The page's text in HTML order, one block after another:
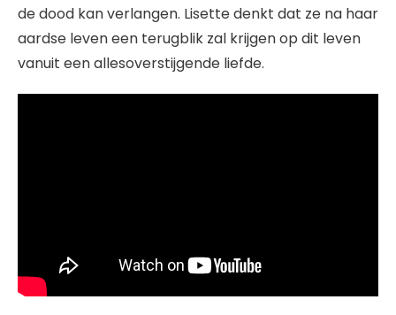
de dood kan verlangen. Lisette denkt dat ze na haar
aardse leven een terugblik zal krijgen op dit leven
vanuit een allesoverstijgende liefde.